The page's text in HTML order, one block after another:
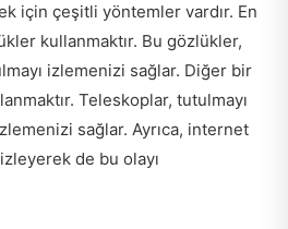
için çeşitli yöntemler vardır. En
kullanmaktır. Bu gözlükler,
izlemenizi sağlar. Diğer bir
Teleskoplar, tutulmayı
sağlar. Ayrıca, internet
de bu olayı